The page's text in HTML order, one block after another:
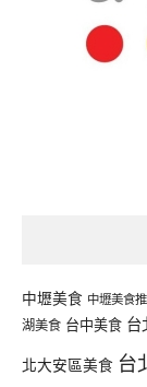
中壢美食 中壢美食
湖美食 台中美食 台
北大安區美食 台